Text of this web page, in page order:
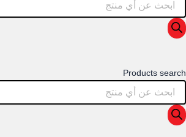
Products search